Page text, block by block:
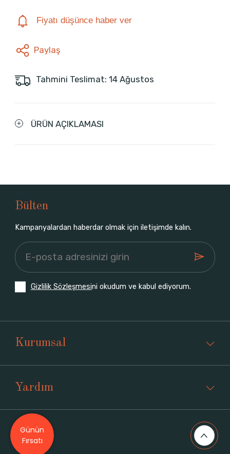
Fiyatı düşünce haber ver
Paylaş
Tahmini Teslimat: 14 Ağustos
ÜRÜN AÇIKLAMASI
Bülten
Kampanyalardan haberdar olmak için iletişimde kalın.
Gizlilik Sözleşmesini okudum ve kabul ediyorum.
Kurumsal
Yardım
Üyelik
Günün
Fırsatı